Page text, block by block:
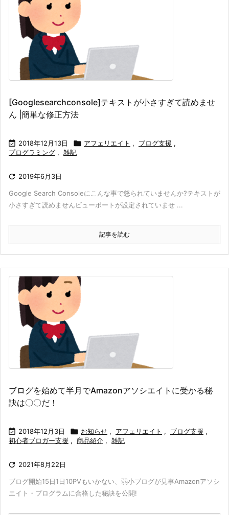
[Googlesearchconsole]テキストが小さすぎて読めませ
ん |簡単な修正方法
 2018年12月13日  アフェリエイト , ブログ支援 ,
プログラミング , 雑記
 2019年6月3日
Google Search Consoleにこんな事で怒られていませんか?テキストが
小さすぎて読めませんビューポートが設定されていませ ...
記事を読む
ブログを始めて半月でAmazonアソシエイトに受かる秘
訣は〇〇だ！
 2018年12月3日  お知らせ , アフェリエイト , ブログ支援 ,
初心者ブロガー支援 , 商品紹介 , 雑記
 2021年8月22日
ブログ開始15日1日10PVもいかない、弱小ブログが見事Amazonアソシ
エイト・プログラムに合格した秘訣を公開!